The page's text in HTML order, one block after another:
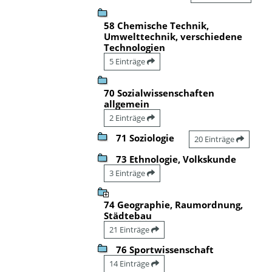
58 Chemische Technik,
Umwelttechnik, verschiedene
Technologien
5 Einträge
70 Sozialwissenschaften
allgemein
2 Einträge
71 Soziologie 20 Einträge
73 Ethnologie, Volkskunde
3 Einträge
74 Geographie, Raumordnung,
Städtebau
21 Einträge
76 Sportwissenschaft
14 Einträge